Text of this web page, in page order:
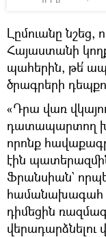
Լըմուանը նշեց,
Հայաստանի
պահերին, թե՛
ծրագրերի
«Դրա վառ
դատապարտող
որոնք
էին
Ֆրանսիան`
համանախագահ
դիմեցին
վերադարձնելու